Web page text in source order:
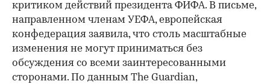
критиком действий президента ФИФА. В письме,
направленном членам УЕФА, европейская
конфедерация заявила, что столь масштабные
изменения не могут приниматься без
обсуждения со всеми заинтересованными
сторонами. По данным The Guardian,